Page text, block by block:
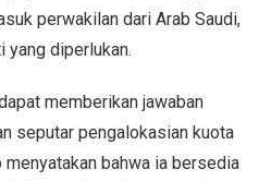
perwakilan dari Arab Saudi,
yang diperlukan.
memberikan jawaban
seputar pengalokasian kuota
bahwa ia bersedia